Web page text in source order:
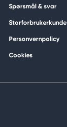
Spørsmål & svar
Storforbrukerkunde
Personvernpolicy
Cookies